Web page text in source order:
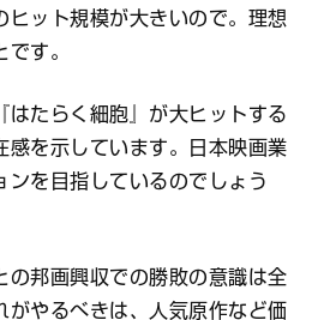
ヒット規模が大きいので。理想
す。
たらく細胞』が大ヒットする
感を示しています。日本映画業
ンを目指しているのでしょう
邦画興収での勝敗の意識は全
がやるべきは、人気原作など価